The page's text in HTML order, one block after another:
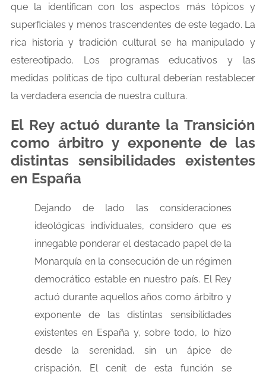
que la identifican con los aspectos más tópicos y
superficiales y menos trascendentes de este legado. La
rica historia y tradición cultural se ha manipulado y
estereotipado. Los programas educativos y las
medidas políticas de tipo cultural deberían restablecer
la verdadera esencia de nuestra cultura.
El Rey actuó durante la Transición
como árbitro y exponente de las
distintas sensibilidades existentes
en España
Dejando de lado las consideraciones
ideológicas individuales, considero que es
innegable ponderar el destacado papel de la
Monarquía en la consecución de un régimen
democrático estable en nuestro país. El Rey
actuó durante aquellos años como árbitro y
exponente de las distintas sensibilidades
existentes en España y, sobre todo, lo hizo
desde la serenidad, sin un ápice de
crispación. El cenit de esta función se